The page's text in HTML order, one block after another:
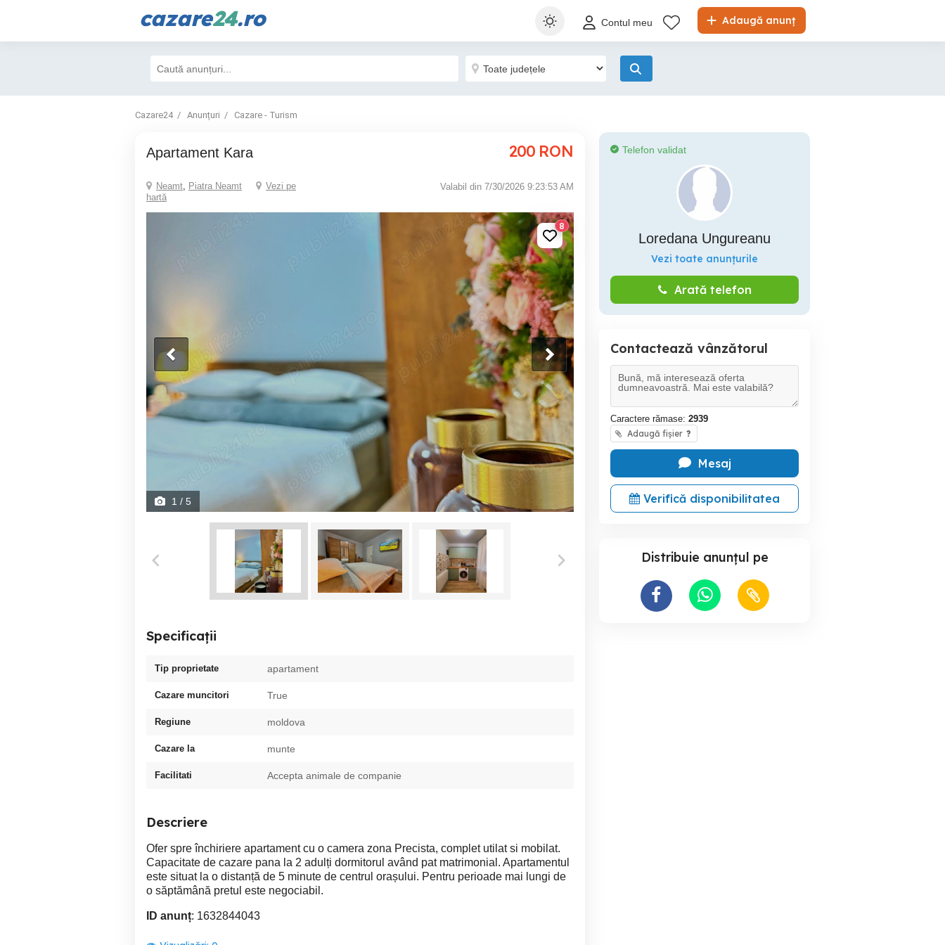
cazare24.ro Adaugă anunț
Contul meu
Cazare24 Anunțuri Cazare - Turism
Apartament Kara 200 RON
Neamt, Piatra Neamt
Vezi pe
hartă
Valabil din 7/30/2026 9:23:53 AM
8
1 / 5
Specificații
Tip proprietate apartament
Cazare muncitori True
Regiune moldova
Cazare la munte
Facilitati Accepta animale de companie
Descriere
Ofer spre închiriere apartament cu o camera zona Precista, complet utilat si mobilat.
Capacitate de cazare pana la 2 adulți dormitorul având pat matrimonial. Apartamentul
este situat la o distanță de 5 minute de centrul orașului. Pentru perioade mai lungi de
o săptămână pretul este negociabil.
ID anunț: 1632844043
Telefon validat
Loredana Ungureanu
Vezi toate anunțurile
Arată telefon
Contactează vânzătorul
Caractere rămase: 2939
Adaugă fișier ?
Mesaj
Verifică disponibilitatea
Distribuie anunțul pe